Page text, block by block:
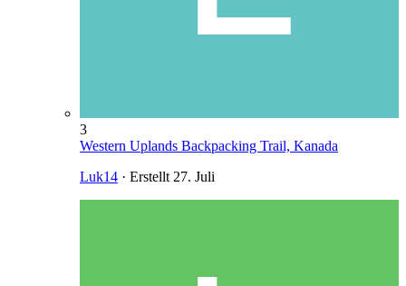
3
Western Uplands Backpacking Trail, Kanada
Luk14 · Erstellt 27. Juli